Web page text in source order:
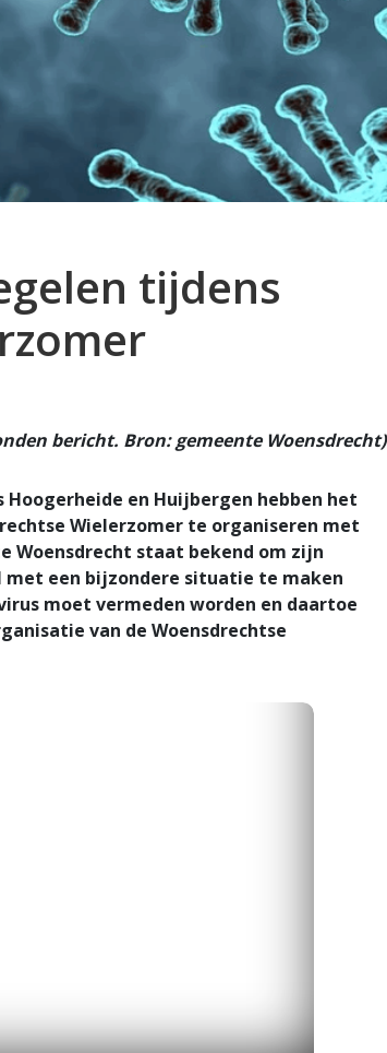
tijdens
bericht. Bron: gemeente Woensdrecht)
Hoogerheide en Huijbergen hebben het
Wielerzomer te organiseren met
Woensdrecht staat bekend om zijn
een bijzondere situatie te maken
moet vermeden worden en daartoe
van de Woensdrechtse